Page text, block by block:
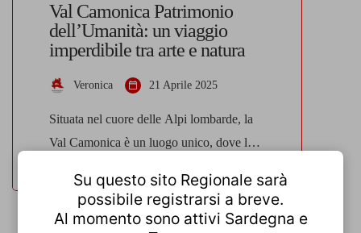
Val Camonica Patrimonio
dell’Umanità: un viaggio
imperdibile tra arte e natura
Veronica 21 Aprile 2025
Situata nel cuore delle Alpi lombarde, la
Val Camonica è un luogo unico, dove la
più antica dell’umanità. Questa lunga
valle, che si estende dal Passo del Tonale
Su questo sito Regionale sarà
possibile registrarsi a breve.
Al momento sono attivi Sardegna e